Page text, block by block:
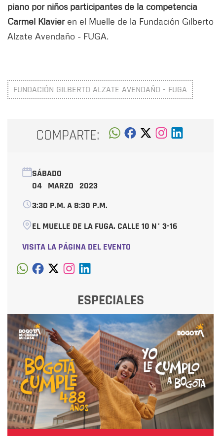
piano por niños participantes de la competencia
Carmel Klavier en el Muelle de la Fundación Gilberto
Alzate Avendaño - FUGA.
FUNDACIÓN GILBERTO ALZATE AVENDAÑO - FUGA
COMPARTE:
SÁBADO
04 MARZO 2023
3:30 P.M. A 8:30 P.M.
EL MUELLE DE LA FUGA. CALLE 10 N° 3-16
VISITA LA PÁGINA DEL EVENTO
ESPECIALES